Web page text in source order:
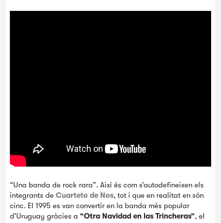
“Una banda de rock rara”. Així és com s’autodefineixen els
integrants de Cuarteto de Nos, tot i que en realitat en són
cinc. El 1995 es van convertir en la banda més popular
d'Uruguay gràcies a “Otra Navidad en las Trincheras”, el